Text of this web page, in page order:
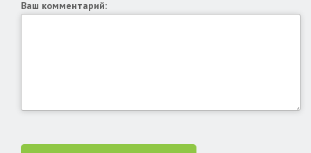
Ваш комментарий: